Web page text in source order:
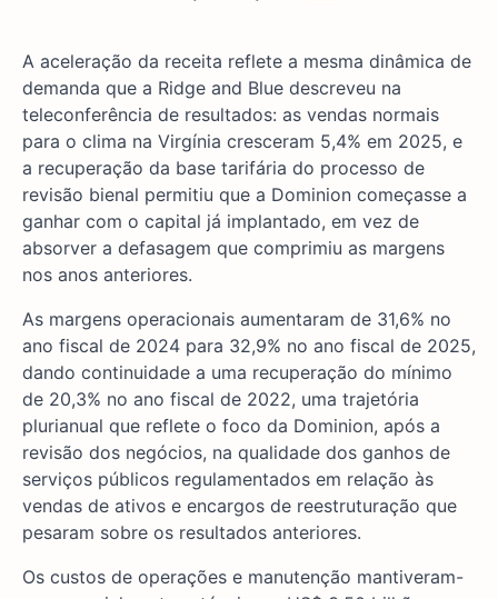
A aceleração da receita reflete a mesma dinâmica de
demanda que a Ridge and Blue descreveu na
teleconferência de resultados: as vendas normais
para o clima na Virgínia cresceram 5,4% em 2025, e
a recuperação da base tarifária do processo de
revisão bienal permitiu que a Dominion começasse a
ganhar com o capital já implantado, em vez de
absorver a defasagem que comprimiu as margens
nos anos anteriores.
As margens operacionais aumentaram de 31,6% no
ano fiscal de 2024 para 32,9% no ano fiscal de 2025,
dando continuidade a uma recuperação do mínimo
de 20,3% no ano fiscal de 2022, uma trajetória
plurianual que reflete o foco da Dominion, após a
revisão dos negócios, na qualidade dos ganhos de
serviços públicos regulamentados em relação às
vendas de ativos e encargos de reestruturação que
pesaram sobre os resultados anteriores.
Os custos de operações e manutenção mantiveram-